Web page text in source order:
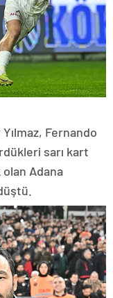
Fernando
sarı kart
Adana